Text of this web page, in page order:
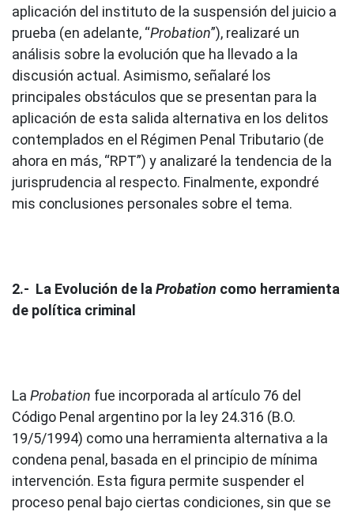
aplicación del instituto de la suspensión del juicio a
prueba (en adelante, “Probation”), realizaré un
análisis sobre la evolución que ha llevado a la
discusión actual. Asimismo, señalaré los
principales obstáculos que se presentan para la
aplicación de esta salida alternativa en los delitos
contemplados en el Régimen Penal Tributario (de
ahora en más, “RPT”) y analizaré la tendencia de la
jurisprudencia al respecto. Finalmente, expondré
mis conclusiones personales sobre el tema.
2.- La Evolución de la Probation como herramienta
de política criminal
La Probation fue incorporada al artículo 76 del
Código Penal argentino por la ley 24.316 (B.O.
19/5/1994) como una herramienta alternativa a la
condena penal, basada en el principio de mínima
intervención. Esta figura permite suspender el
proceso penal bajo ciertas condiciones, sin que se